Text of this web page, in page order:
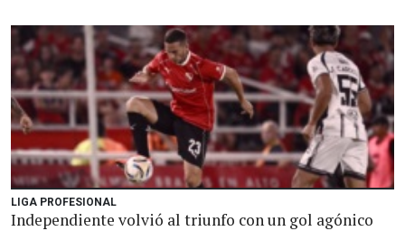
LIGA PROFESIONAL
Independiente volvió al triunfo con un gol agónico